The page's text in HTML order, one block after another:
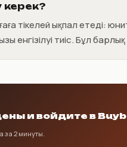
керек?
тікелей ықпал етеді:
енгізілуі тиіс. Бұл
и войдите в
за 2 минуты.